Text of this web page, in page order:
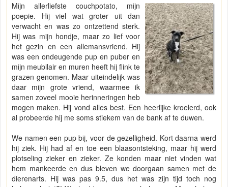
Mijn allerliefste couchpotato, mijn
poepie. Hij viel wat groter uit dan
verwacht en was zo ontzettend sterk.
Hij was mijn hondje, maar zo lief voor
het gezin en een allemansvriend. Hij
was een ondeugende pup en puber en
mijn meubilair en muren heeft hij flink te
grazen genomen. Maar uiteindelijk was
daar mijn grote vriend, waarmee ik
samen zoveel mooie herinneringen heb
mogen maken. Hij vond alles best. Een heerlijke kroelerd, ook
al probeerde hij me soms stiekem van de bank af te duwen.
We namen een pup bij, voor de gezelligheid. Kort daarna werd
hij ziek. Hij had af en toe een blaasontsteking, maar hij werd
plotseling zieker en zieker. Ze konden maar niet vinden wat
hem mankeerde en dus bleven we doorgaan samen met de
dierenarts. Hij was pas 9.5, dus het was zijn tijd toch nog